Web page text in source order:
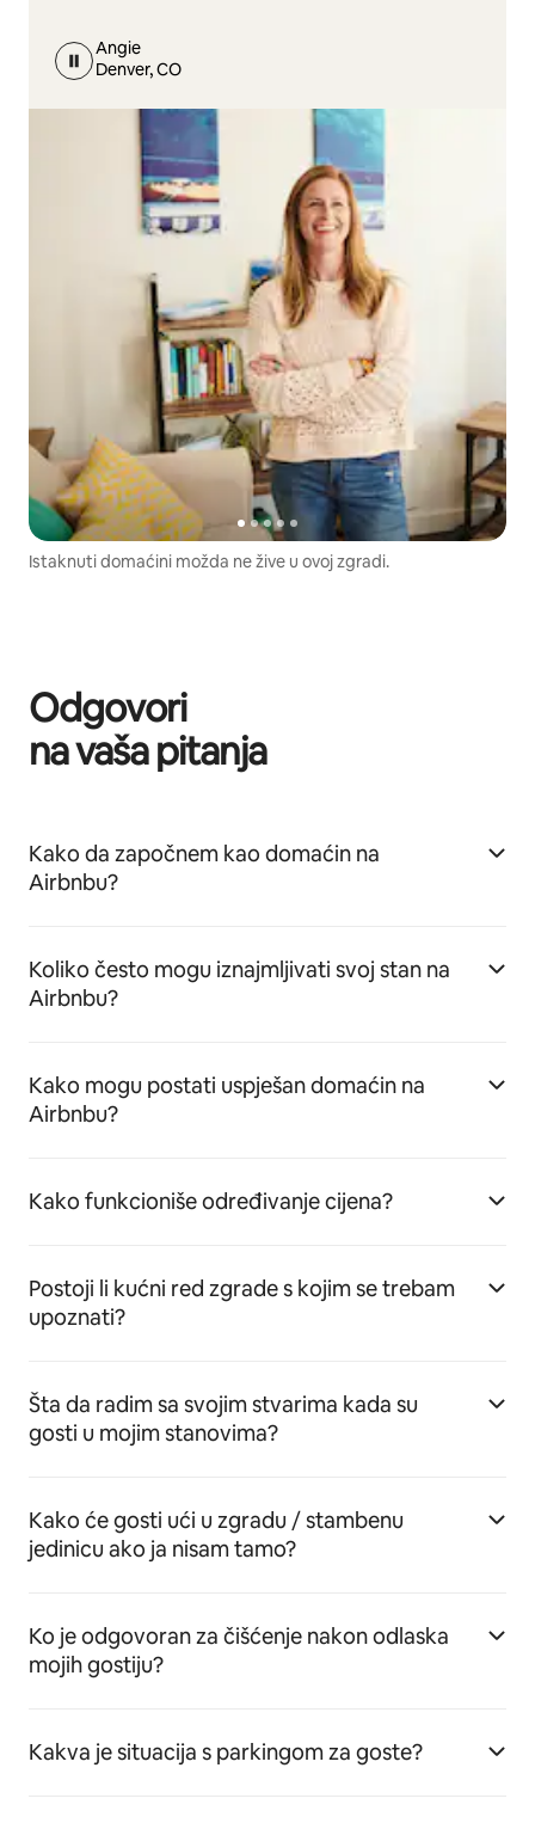
Angie
Denver, CO
Istaknuti domaćini možda ne žive u ovoj zgradi.
Odgovori
na vaša pitanja
Kako da započnem kao domaćin na
Airbnbu?
Koliko često mogu iznajmljivati svoj stan na
Airbnbu?
Kako mogu postati uspješan domaćin na
Airbnbu?
Kako funkcioniše određivanje cijena?
Postoji li kućni red zgrade s kojim se trebam
upoznati?
Šta da radim sa svojim stvarima kada su
gosti u mojim stanovima?
Kako će gosti ući u zgradu / stambenu
jedinicu ako ja nisam tamo?
Ko je odgovoran za čišćenje nakon odlaska
mojih gostiju?
Kakva je situacija s parkingom za goste?